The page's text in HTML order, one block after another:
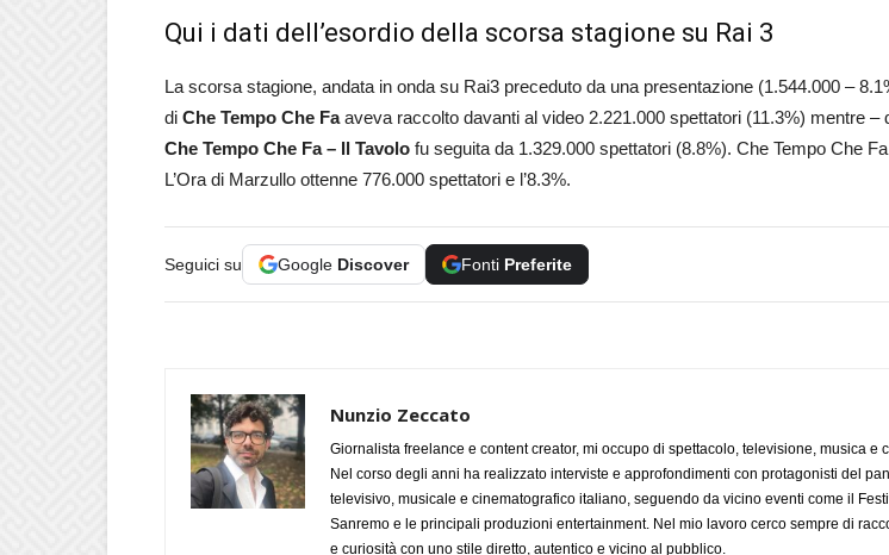
Qui i dati dell’esordio della scorsa stagione su Rai 3
La scorsa stagione, andata in onda su Rai3 preceduto da una presentazione (1.544.000 –
di Che Tempo Che Faaveva raccolto davanti al video 2.221.000 spettatori (11.3%) mentre –
Che Tempo Che Fa – Il Tavolo fu seguita da 1.329.000 spettatori (8.8%). Che Tempo Che
L’Ora di Marzullo ottenne 776.000 spettatori e l’8.3%.
Seguici su Google Discover Fonti Preferite
Nunzio Zeccato
Giornalista freelance e content creator, mi occupo di spettacolo, televisione, musica e
Nel corso degli anni ha realizzato interviste e approfondimenti con protagonisti del
televisivo, musicale e cinematografico italiano, seguendo da vicino eventi come il
Sanremo e le principali produzioni entertainment. Nel mio lavoro cerco sempre di
e curiosità con uno stile diretto, autentico e vicino al pubblico.